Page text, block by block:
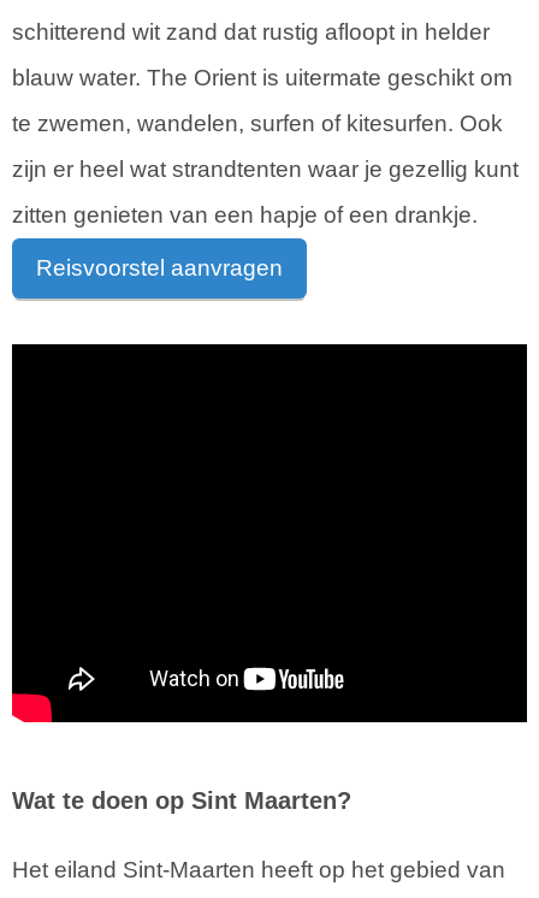
schitterend wit zand dat rustig afloopt in helder
blauw water. The Orient is uitermate geschikt om
te zwemen, wandelen, surfen of kitesurfen. Ook
zijn er heel wat strandtenten waar je gezellig kunt
zitten genieten van een hapje of een drankje.
Reisvoorstel aanvragen
Wat te doen op Sint Maarten?
Het eiland Sint-Maarten heeft op het gebied van